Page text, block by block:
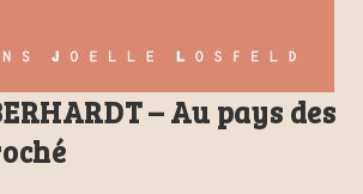
– Au pays des